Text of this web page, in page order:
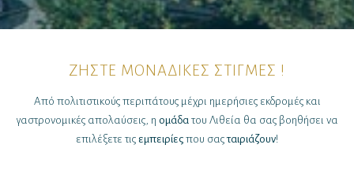
ΖΉΣΤΕ ΜΟΝΑΔΙΚΈΣ ΣΤΙΓΜΈΣ !
Από πολιτιστικούς περιπάτους μέχρι ημερήσιες εκδρομές και
γαστρονομικές απολαύσεις, η ομάδατου Λιθεία θα σας βοηθήσει να
επιλέξετε τις εμπειρίες που σαςταιριάζουν!